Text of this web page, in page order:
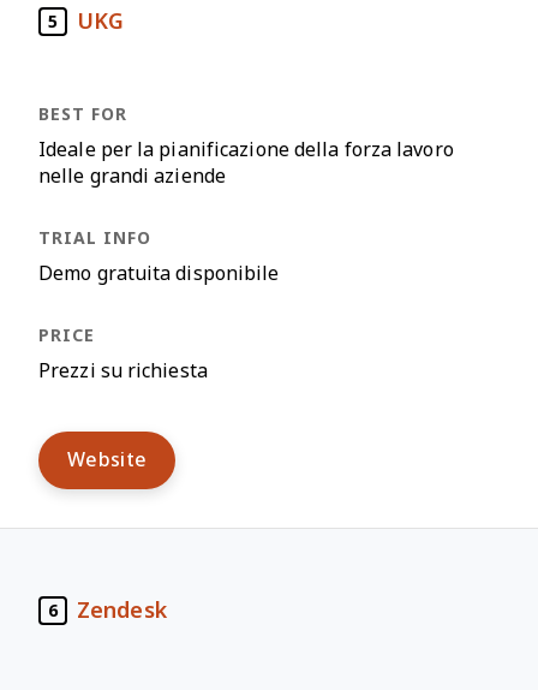
5 UKG
Ideale per la pianificazione della forza lavoro
nelle grandi aziende
Demo gratuita disponibile
Prezzi su richiesta
Website
6 Zendesk